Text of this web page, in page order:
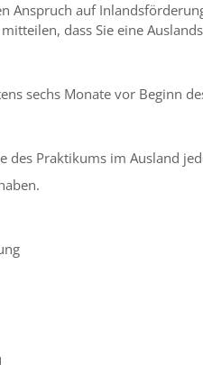
Anspruch auf
dass Sie eine
sechs Monate vor Beginn
des Praktikums im Ausland